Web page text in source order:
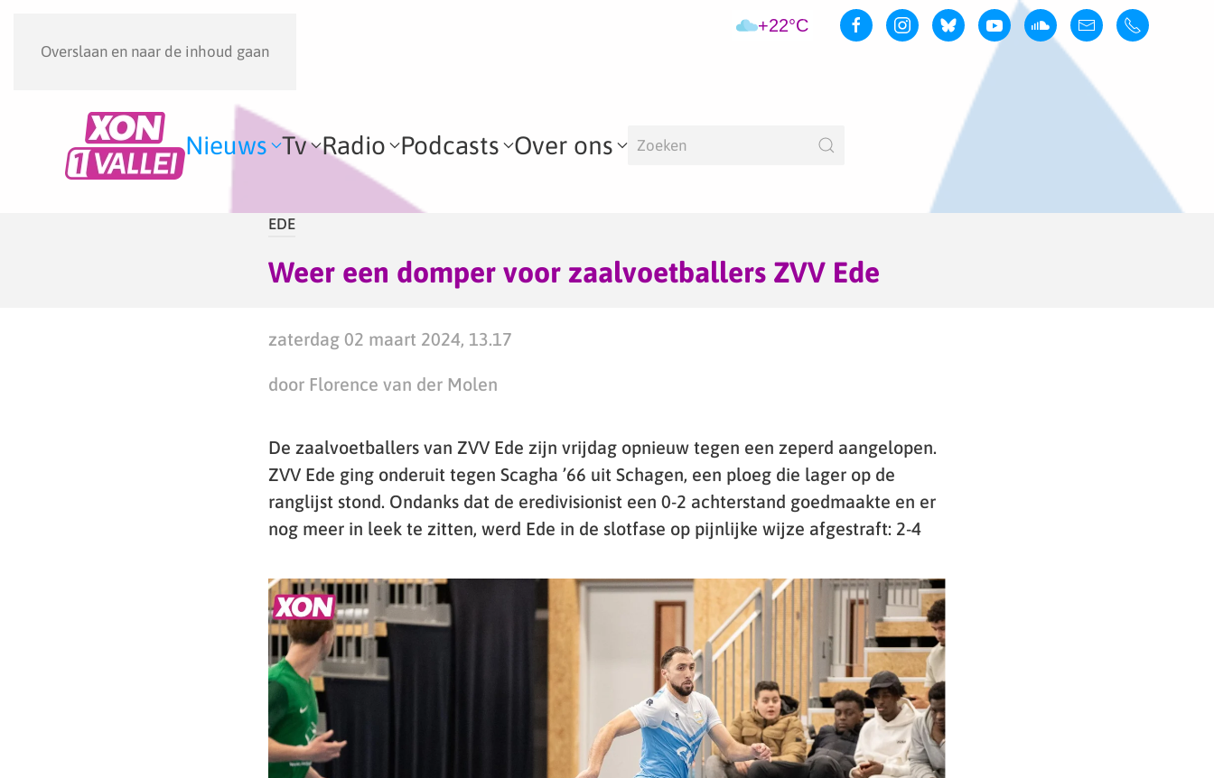
Overslaan en naar de inhoud gaan
+22°C
Nieuws Tv Radio Podcasts Over ons
EDE
Weer een domper voor zaalvoetballers ZVV Ede
zaterdag 02 maart 2024, 13.17
door Florence van der Molen
De zaalvoetballers van ZVV Ede zijn vrijdag opnieuw tegen een zeperd aangelopen.
ZVV Ede ging onderuit tegen Scagha ’66 uit Schagen, een ploeg die lager op de
ranglijst stond. Ondanks dat de eredivisionist een 0-2 achterstand goedmaakte en er
nog meer in leek te zitten, werd Ede in de slotfase op pijnlijke wijze afgestraft: 2-4